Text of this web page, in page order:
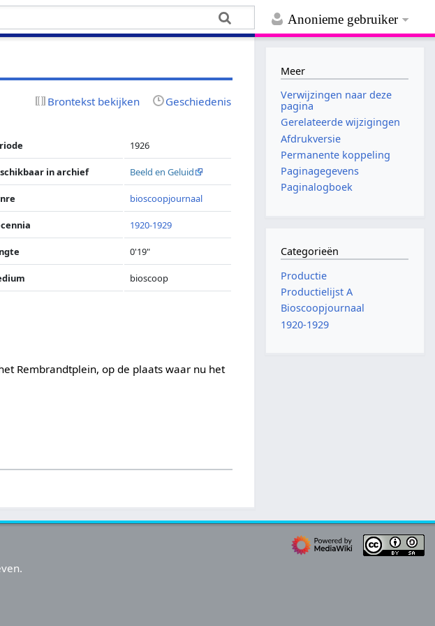
Anonieme gebruiker
Brontekst bekijken Geschiedenis
1926
in archief Beeld en Geluid
bioscoopjournaal
1920-1929
0'19"
bioscoop
Rembrandtplein, op de plaats waar nu het
Meer
Verwijzingen naar deze
pagina
Gerelateerde wijzigingen
Afdrukversie
Permanente koppeling
Paginagegevens
Paginalogboek
Categorieën
Productie
Productielijst A
Bioscoopjournaal
1920-1929